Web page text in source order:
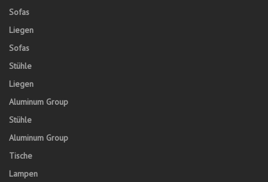
Sofas
Liegen
Sofas
Stühle
Liegen
Aluminum Group
Stühle
Aluminum Group
Tische
Lampen